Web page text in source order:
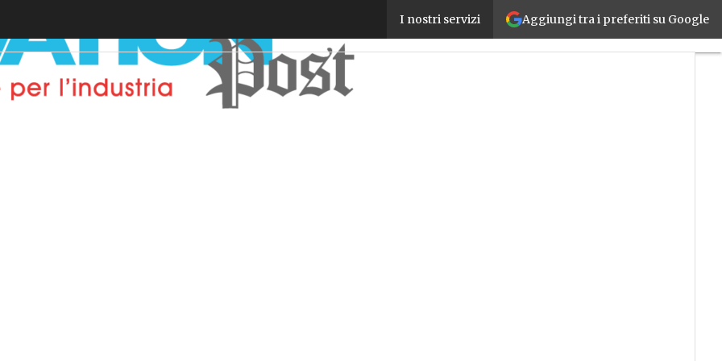
Aggiungi tra i preferiti su Google
I nostri servizi
Nasce “Italia in Digitale”: Google investe 900